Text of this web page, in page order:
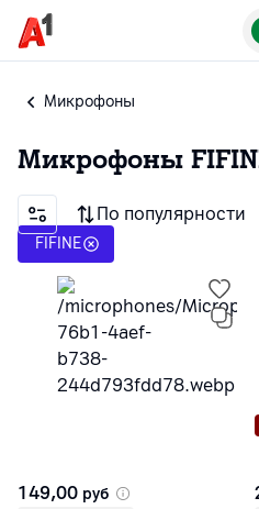
Микрофоны
Микрофоны
По популярности
FIFINE
149,00 руб